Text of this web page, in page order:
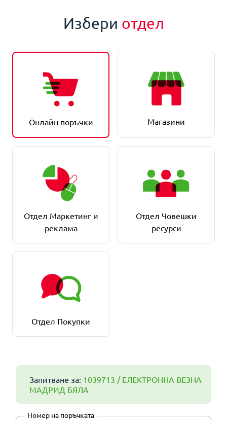
Избери отдел
Онлайн поръчки Магазини
Отдел Маркетинг и
реклама
Отдел Човешки
ресурси
Отдел Покупки
Запитване за: 1039713 / ЕЛЕКТРОННА ВЕЗНА
МАДРИД БЯЛА
Номер на поръчката